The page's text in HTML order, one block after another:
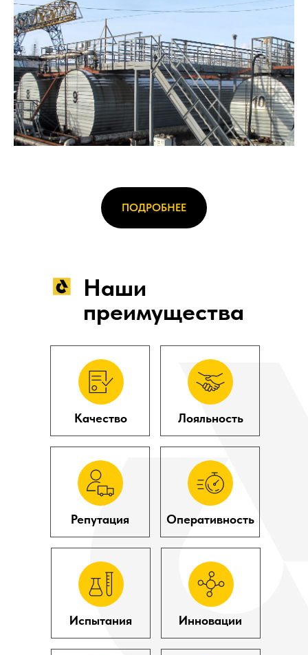
ПОДРОБНЕЕ
Наши
преимущества
Качество Лояльность
Инновации
Репутация Оперативность
Испытания
Ответы на
частые
вопросы